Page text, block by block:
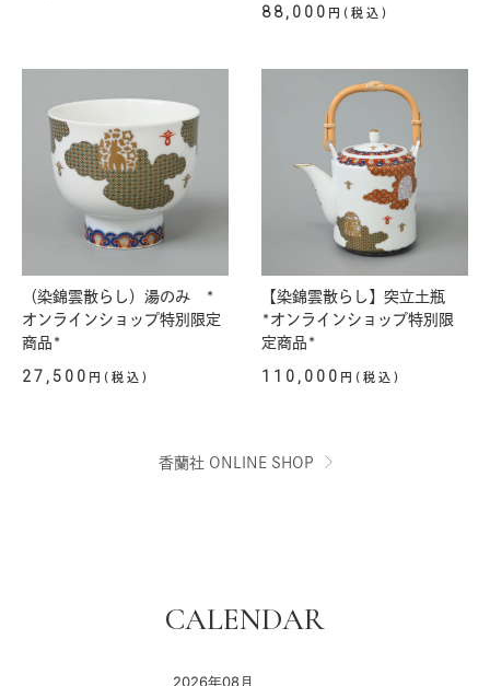
88,000 円(税込)
（染錦雲散らし）湯のみ *
オンラインショップ特別限定
商品*
27,500 円(税込)
【染錦雲散らし】突立土瓶
*オンラインショップ特別限
定商品*
110,000 円(税込)
香蘭社 ONLINE SHOP
CALENDAR